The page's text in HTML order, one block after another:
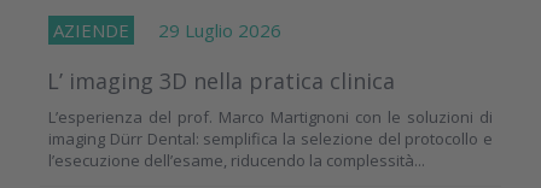
AZIENDE 29 Luglio 2026
L’ imaging 3D nella pratica clinica
L’esperienza del prof. Marco Martignoni con le soluzioni di
imaging Dürr Dental: semplifica la selezione del protocollo e
l’esecuzione dell’esame, riducendo la complessità...